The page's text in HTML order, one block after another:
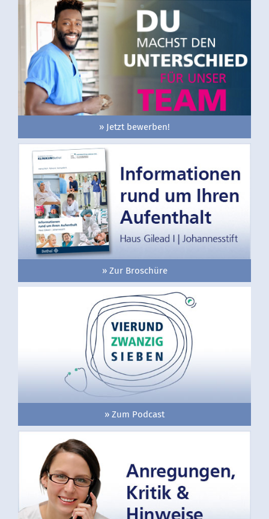
» Jetzt bewerben!
» Zur Broschüre
» Zum Podcast